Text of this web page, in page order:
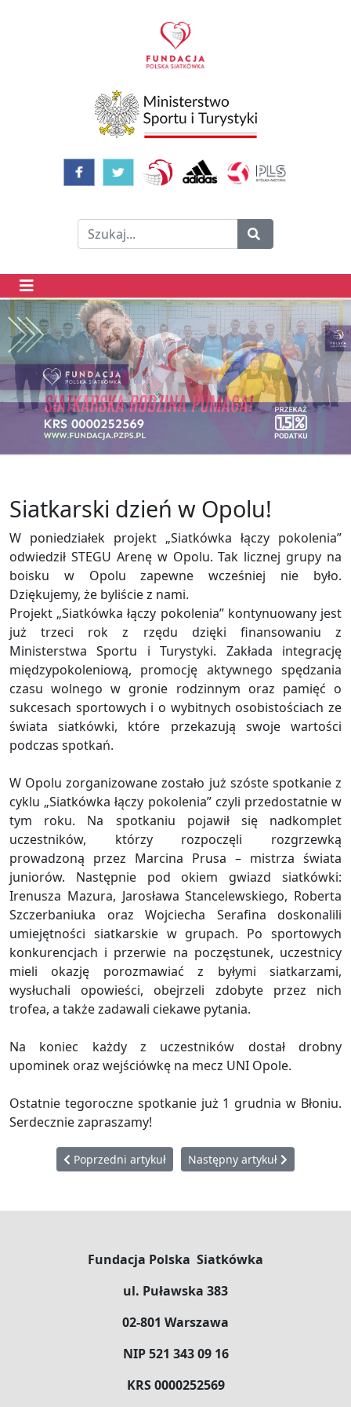
Siatkarski dzień w Opolu!
W poniedziałek projekt „Siatkówka łączy pokolenia”
odwiedził STEGU Arenę w Opolu. Tak licznej grupy na
boisku w Opolu zapewne wcześniej nie było.
Dziękujemy, że byliście z nami.
Projekt „Siatkówka łączy pokolenia” kontynuowany jest
już trzeci rok z rzędu dzięki finansowaniu z
Ministerstwa Sportu i Turystyki. Zakłada integrację
międzypokoleniową, promocję aktywnego spędzania
czasu wolnego w gronie rodzinnym oraz pamięć o
sukcesach sportowych i o wybitnych osobistościach ze
świata siatkówki, które przekazują swoje wartości
podczas spotkań.
W Opolu zorganizowane zostało już szóste spotkanie z
cyklu „Siatkówka łączy pokolenia” czyli przedostatnie w
tym roku. Na spotkaniu pojawił się nadkomplet
uczestników, którzy rozpoczęli rozgrzewką
prowadzoną przez Marcina Prusa – mistrza świata
juniorów. Następnie pod okiem gwiazd siatkówki:
Irenusza Mazura, Jarosława Stancelewskiego, Roberta
Szczerbaniuka oraz Wojciecha Serafina doskonalili
umiejętności siatkarskie w grupach. Po sportowych
konkurencjach i przerwie na poczęstunek, uczestnicy
mieli okazję porozmawiać z byłymi siatkarzami,
wysłuchali opowieści, obejrzeli zdobyte przez nich
trofea, a także zadawali ciekawe pytania.
Na koniec każdy z uczestników dostał drobny
upominek oraz wejściówkę na mecz UNI Opole.
Ostatnie tegoroczne spotkanie już 1 grudnia w Błoniu.
Serdecznie zapraszamy!
Poprzedni artykuł: Siatkówka łączy pokolenia w Błoniu
Poprzedni artykuł Następny artykuł: Siatkówka
Następny artykuł
Fundacja Polska Siatkówka
ul. Puławska 383
02-801 Warszawa
NIP 521 343 09 16
KRS 0000252569